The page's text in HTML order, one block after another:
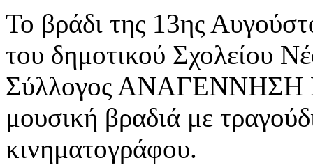
Το βράδι της 13ης
του δημοτικού Σχολείου
Σύλλογος ΑΝΑΓΕΝΝΗΣΗ
μουσική βραδιά με
κινηματογράφου.